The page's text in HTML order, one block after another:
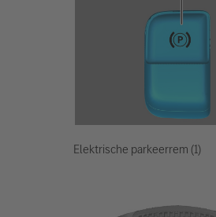
Elektrische parkeerrem (1)